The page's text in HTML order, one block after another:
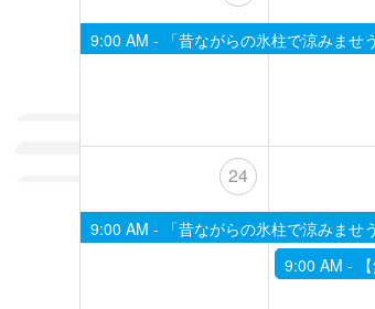
9:00 AM - 「昔ながらの氷柱で涼みませ
24
9:00 AM - 「昔ながらの氷柱で涼みませ
9:00 AM - 【無鄰